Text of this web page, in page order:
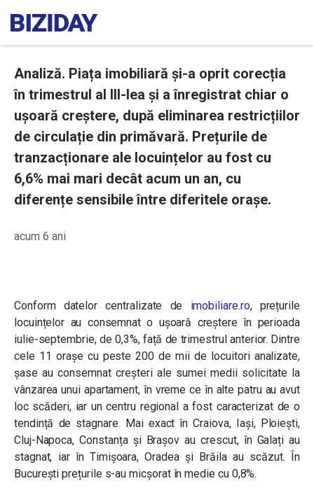
Analiză. Piața imobiliară și-a oprit corecția
în trimestrul al III-lea și a înregistrat chiar o
ușoară creștere, după eliminarea restricțiilor
de circulație din primăvară. Prețurile de
tranzacționare ale locuințelor au fost cu
6,6% mai mari decât acum un an, cu
diferențe sensibile între diferitele orașe.
acum 6 ani
Conform datelor centralizate de imobiliare.ro, prețurile
locuințelor au consemnat o ușoară creștere în perioada
iulie-septembrie, de 0,3%, față de trimestrul anterior. Dintre
cele 11 orașe cu peste 200 de mii de locuitori analizate,
șase au consemnat creșteri ale sumei medii solicitate la
vânzarea unui apartament, în vreme ce în alte patru au avut
loc scăderi, iar un centru regional a fost caracterizat de o
tendință de stagnare. Mai exact în Craiova, Iași, Ploiești,
Cluj-Napoca, Constanța și Brașov au crescut, în Galați au
stagnat, iar în Timișoara, Oradea și Brăila au scăzut. În
București prețurile s-au micșorat în medie cu 0,8%.